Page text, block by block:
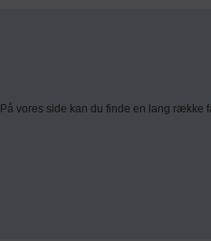
På vores side kan du finde en lang række